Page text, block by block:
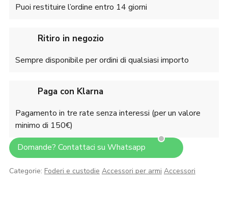
Puoi restituire l’ordine entro 14 giorni
Ritiro in negozio
Sempre disponibile per ordini di qualsiasi importo
Paga con Klarna
Pagamento in tre rate senza interessi (per un valore
minimo di 150€)
Domande? Contattaci su Whatsapp
Categorie: Foderi e custodie Accessori per armi Accessori